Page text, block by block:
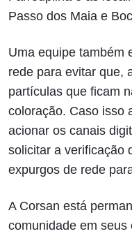
Passo dos Maia e
Uma equipe também
rede para evitar que,
partículas que ficam
coloração. Caso isso
acionar os canais
solicitar a verificação
expurgos de rede
A Corsan está
comunidade em seus